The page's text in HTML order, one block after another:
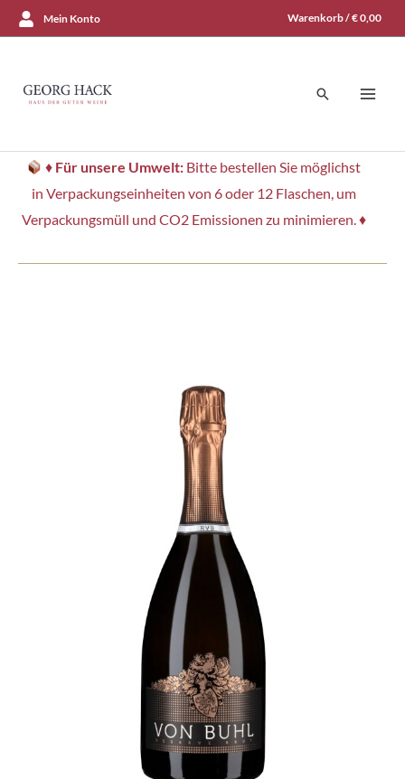
Zum
Inhalt
Mein Konto Warenkorb /€0,00
Suchen
♦ Für unsere Umwelt: Bitte bestellen Sie möglichst
in Verpackungseinheiten von 6 oder 12 Flaschen, um
Verpackungsmüll und CO2 Emissionen zu minimieren. ♦